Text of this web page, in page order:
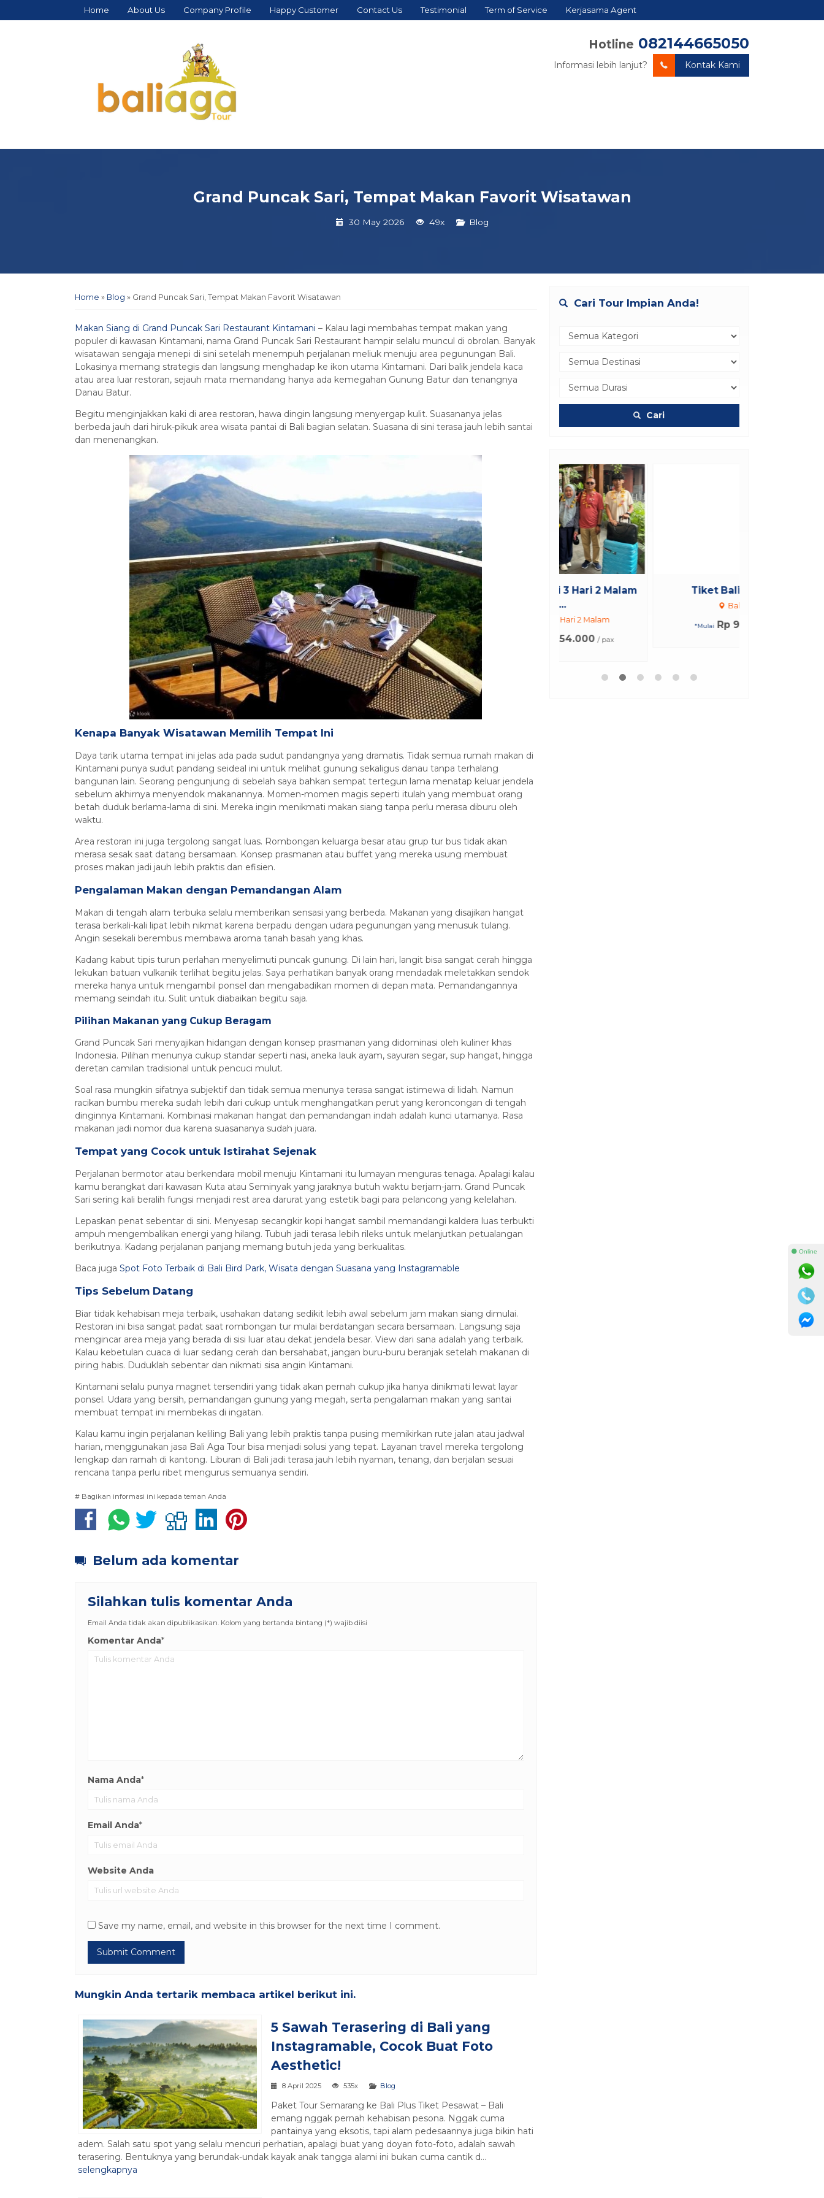
Home About Us Company Profile Happy Customer Contact Us Testimonial Term of Service Kerjasama Agent
Hotline 082144665050
Informasi lebih lanjut? Kontak Kami
Grand Puncak Sari, Tempat Makan Favorit Wisatawan
30 May 2026 49x Blog
Home » Blog » Grand Puncak Sari, Tempat Makan Favorit Wisatawan
Makan Siang di Grand Puncak Sari Restaurant Kintamani – Kalau lagi membahas tempat makan yang
populer di kawasan Kintamani, nama Grand Puncak Sari Restaurant hampir selalu muncul di obrolan. Banyak
wisatawan sengaja menepi di sini setelah menempuh perjalanan meliuk menuju area pegunungan Bali.
Lokasinya memang strategis dan langsung menghadap ke ikon utama Kintamani. Dari balik jendela kaca
atau area luar restoran, sejauh mata memandang hanya ada kemegahan Gunung Batur dan tenangnya
Danau Batur.
Begitu menginjakkan kaki di area restoran, hawa dingin langsung menyergap kulit. Suasananya jelas
berbeda jauh dari hiruk-pikuk area wisata pantai di Bali bagian selatan. Suasana di sini terasa jauh lebih santai
dan menenangkan.
Kenapa Banyak Wisatawan Memilih Tempat Ini
Daya tarik utama tempat ini jelas ada pada sudut pandangnya yang dramatis. Tidak semua rumah makan di
Kintamani punya sudut pandang seideal ini untuk melihat gunung sekaligus danau tanpa terhalang
bangunan lain. Seorang pengunjung di sebelah saya bahkan sempat tertegun lama menatap keluar jendela
sebelum akhirnya menyendok makanannya. Momen-momen magis seperti itulah yang membuat orang
betah duduk berlama-lama di sini. Mereka ingin menikmati makan siang tanpa perlu merasa diburu oleh
waktu.
Area restoran ini juga tergolong sangat luas. Rombongan keluarga besar atau grup tur bus tidak akan
merasa sesak saat datang bersamaan. Konsep prasmanan atau buffet yang mereka usung membuat
proses makan jadi jauh lebih praktis dan efisien.
Pengalaman Makan dengan Pemandangan Alam
Makan di tengah alam terbuka selalu memberikan sensasi yang berbeda. Makanan yang disajikan hangat
terasa berkali-kali lipat lebih nikmat karena berpadu dengan udara pegunungan yang menusuk tulang.
Angin sesekali berembus membawa aroma tanah basah yang khas.
Kadang kabut tipis turun perlahan menyelimuti puncak gunung. Di lain hari, langit bisa sangat cerah hingga
lekukan batuan vulkanik terlihat begitu jelas. Saya perhatikan banyak orang mendadak meletakkan sendok
mereka hanya untuk mengambil ponsel dan mengabadikan momen di depan mata. Pemandangannya
memang seindah itu. Sulit untuk diabaikan begitu saja.
Pilihan Makanan yang Cukup Beragam
Grand Puncak Sari menyajikan hidangan dengan konsep prasmanan yang didominasi oleh kuliner khas
Indonesia. Pilihan menunya cukup standar seperti nasi, aneka lauk ayam, sayuran segar, sup hangat, hingga
deretan camilan tradisional untuk pencuci mulut.
Soal rasa mungkin sifatnya subjektif dan tidak semua menunya terasa sangat istimewa di lidah. Namun
racikan bumbu mereka sudah lebih dari cukup untuk menghangatkan perut yang keroncongan di tengah
dinginnya Kintamani. Kombinasi makanan hangat dan pemandangan indah adalah kunci utamanya. Rasa
makanan jadi nomor dua karena suasananya sudah juara.
Tempat yang Cocok untuk Istirahat Sejenak
Perjalanan bermotor atau berkendara mobil menuju Kintamani itu lumayan menguras tenaga. Apalagi kalau
kamu berangkat dari kawasan Kuta atau Seminyak yang jaraknya butuh waktu berjam-jam. Grand Puncak
Sari sering kali beralih fungsi menjadi rest area darurat yang estetik bagi para pelancong yang kelelahan.
Lepaskan penat sebentar di sini. Menyesap secangkir kopi hangat sambil memandangi kaldera luas terbukti
ampuh mengembalikan energi yang hilang. Tubuh jadi terasa lebih rileks untuk melanjutkan petualangan
berikutnya. Kadang perjalanan panjang memang butuh jeda yang berkualitas.
Baca juga Spot Foto Terbaik di Bali Bird Park, Wisata dengan Suasana yang Instagramable
Tips Sebelum Datang
Biar tidak kehabisan meja terbaik, usahakan datang sedikit lebih awal sebelum jam makan siang dimulai.
Restoran ini bisa sangat padat saat rombongan tur mulai berdatangan secara bersamaan. Langsung saja
mengincar area meja yang berada di sisi luar atau dekat jendela besar. View dari sana adalah yang terbaik.
Kalau kebetulan cuaca di luar sedang cerah dan bersahabat, jangan buru-buru beranjak setelah makanan di
piring habis. Duduklah sebentar dan nikmati sisa angin Kintamani.
Kintamani selalu punya magnet tersendiri yang tidak akan pernah cukup jika hanya dinikmati lewat layar
ponsel. Udara yang bersih, pemandangan gunung yang megah, serta pengalaman makan yang santai
membuat tempat ini membekas di ingatan.
Kalau kamu ingin perjalanan keliling Bali yang lebih praktis tanpa pusing memikirkan rute jalan atau jadwal
harian, menggunakan jasa Bali Aga Tour bisa menjadi solusi yang tepat. Layanan travel mereka tergolong
lengkap dan ramah di kantong. Liburan di Bali jadi terasa jauh lebih nyaman, tenang, dan berjalan sesuai
rencana tanpa perlu ribet mengurus semuanya sendiri.
# Bagikan informasi ini kepada teman Anda
Belum ada komentar
Silahkan tulis komentar Anda
Email Anda tidak akan dipublikasikan. Kolom yang bertanda bintang (*) wajib diisi
Komentar Anda*
Nama Anda*
Email Anda*
Website Anda
Save my name, email, and website in this browser for the next time I comment.
Mungkin Anda tertarik membaca artikel berikut ini.
5 Sawah Terasering di Bali yang
Instagramable, Cocok Buat Foto
Aesthetic!
8 April 2025 535x Blog
Paket Tour Semarang ke Bali Plus Tiket Pesawat – Bali
emang nggak pernah kehabisan pesona. Nggak cuma
pantainya yang eksotis, tapi alam pedesaannya juga bikin hati
adem. Salah satu spot yang selalu mencuri perhatian, apalagi buat yang doyan foto-foto, adalah sawah
terasering. Bentuknya yang berundak-undak kayak anak tangga alami ini bukan cuma cantik d...
selengkapnya
Cari Tour Impian Anda!
Cari
Paket Tour Bali 3 Hari 2 Malam
L...
Bali 3 Hari 2 Malam
*Mulai Rp 3.454.000
Tiket Bali Bird Park
/ pax
⚫ Online